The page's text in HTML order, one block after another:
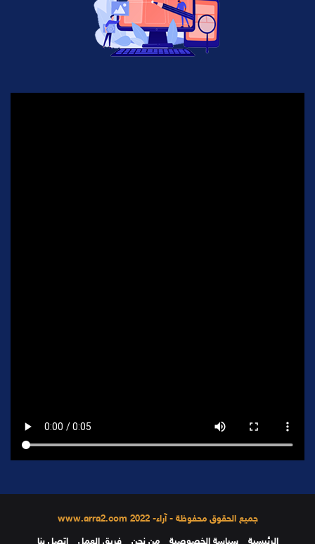
جميع الحقوق محفوظة - آراء- 2022 www.arra2.com
الرئيسية
سياسة الخصوصية من نحن فريق العمل إتصل بنا